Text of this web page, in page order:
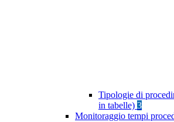
Tipologie di
in tabelle) 3
Monitoraggio tempi